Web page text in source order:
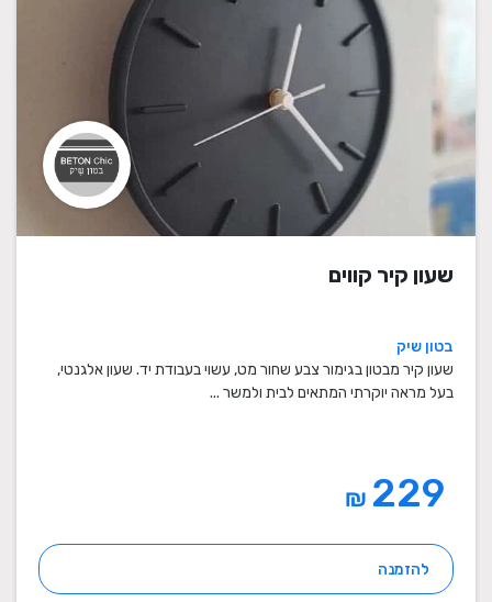
שעון קיר קווים
בטון שיק
שעון קיר מבטון בגימור צבע שחור מט, עשוי בעבודת יד. שעון אלגנטי,
בעל מראה יוקרתי המתאים לבית ולמשר ...
₪
להזמנה